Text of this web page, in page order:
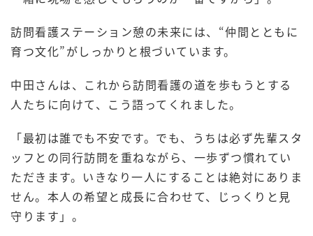
訪問看護ステーション憩の未来には、“仲間とともに
育つ文化”がしっかりと根づいています。
中田さんは、これから訪問看護の道を歩もうとする
人たちに向けて、こう語ってくれました。
「最初は誰でも不安です。でも、うちは必ず先輩スタ
ッフとの同行訪問を重ねながら、一歩ずつ慣れてい
ただきます。いきなり一人にすることは絶対にありま
せん。本人の希望と成長に合わせて、じっくりと見
守ります」。